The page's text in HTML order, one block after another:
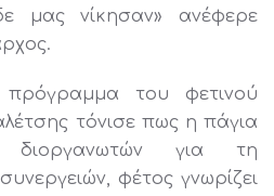
μας νίκησαν» ανέφερε
του φετινού
τόνισε πως η πάγια
διοργανωτών για τη
φέτος γνωρίζει